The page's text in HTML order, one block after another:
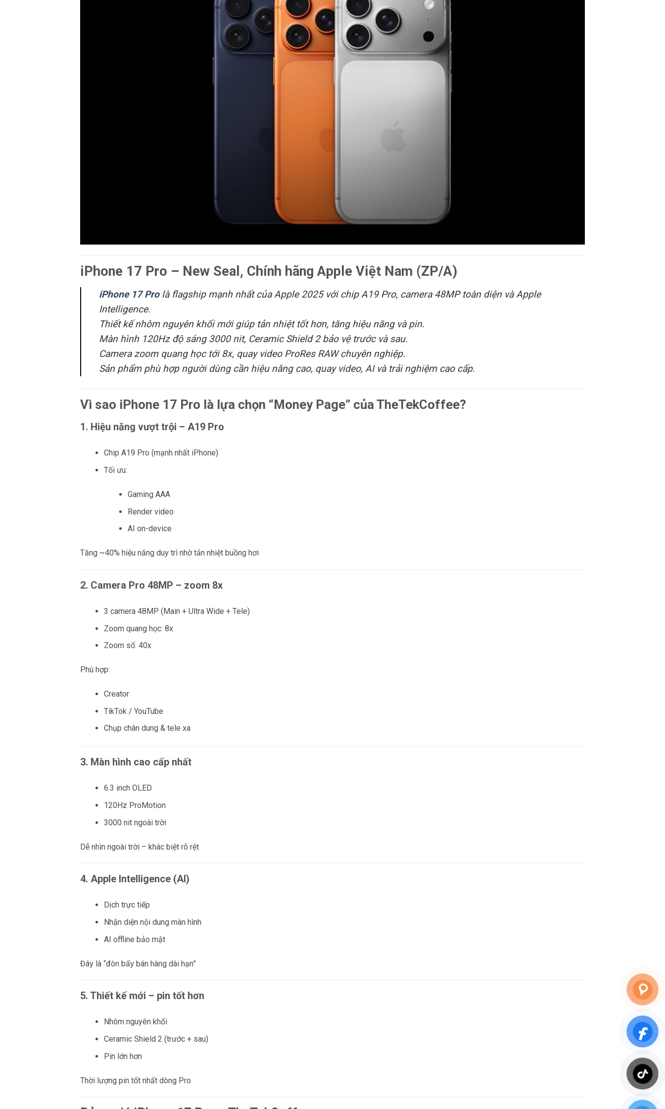
iPhone 17 Pro – New Seal, Chính hãng Apple Việt Nam (ZP/A)
iPhone 17 Prolà flagship mạnh nhất của Apple 2025 với chip A19 Pro, camera 48MP toàn diện và Apple
Intelligence.
Thiết kế nhôm nguyên khối mới giúp tản nhiệt tốt hơn, tăng hiệu năng và pin.
Màn hình 120Hz độ sáng 3000 nit, Ceramic Shield 2 bảo vệ trước và sau.
Camera zoom quang học tới 8x, quay video ProRes RAW chuyên nghiệp.
Sản phẩm phù hợp người dùng cần hiệu năng cao, quay video, AI và trải nghiệm cao cấp.
Vì sao iPhone 17 Pro là lựa chọn “Money Page” của TheTekCoffee?
1. Hiệu năng vượt trội – A19 Pro
Chip A19 Pro (mạnh nhất iPhone)
Tối ưu:
Gaming AAA
Render video
AI on-device
Tăng ~40% hiệu năng duy trì nhờ tản nhiệt buồng hơi
2. Camera Pro 48MP – zoom 8x
3 camera 48MP (Main + Ultra Wide + Tele)
Zoom quang học: 8x
Zoom số: 40x
Phù hợp:
Creator
TikTok / YouTube
Chụp chân dung & tele xa
3. Màn hình cao cấp nhất
6.3 inch OLED
120Hz ProMotion
3000 nit ngoài trời
Dễ nhìn ngoài trời – khác biệt rõ rệt
4. Apple Intelligence (AI)
Dịch trực tiếp
Nhận diện nội dung màn hình
AI offline bảo mật
Đây là “đòn bẩy bán hàng dài hạn”
5. Thiết kế mới – pin tốt hơn
Nhôm nguyên khối
Ceramic Shield 2 (trước + sau)
Pin lớn hơn
Thời lượng pin tốt nhất dòng Pro